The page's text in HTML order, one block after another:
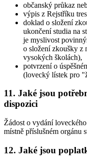
občanský průkaz
výpis z Rejstříku
doklad o složení
ukončení studia na
je myslivost
o složení zkoušky z
vysokých školách),
potvrzení o
(lovecký lístek pro
11. Jaké jsou
dispozici
Žádost o vydání
místně příslušném orgánu
12. Jaké jsou